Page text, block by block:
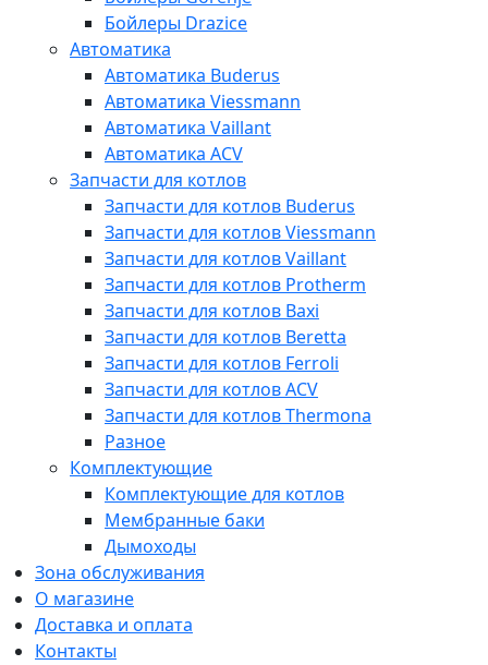
Бойлеры Drazice
Автоматика
Автоматика Buderus
Автоматика Viessmann
Автоматика Vaillant
Автоматика ACV
Запчасти для котлов
Запчасти для котлов Buderus
Запчасти для котлов Viessmann
Запчасти для котлов Vaillant
Запчасти для котлов Protherm
Запчасти для котлов Baxi
Запчасти для котлов Beretta
Запчасти для котлов Ferroli
Запчасти для котлов ACV
Запчасти для котлов Thermona
Разное
Комплектующие
Комплектующие для котлов
Мембранные баки
Дымоходы
Зона обслуживания
О магазине
Доставка и оплата
Контакты